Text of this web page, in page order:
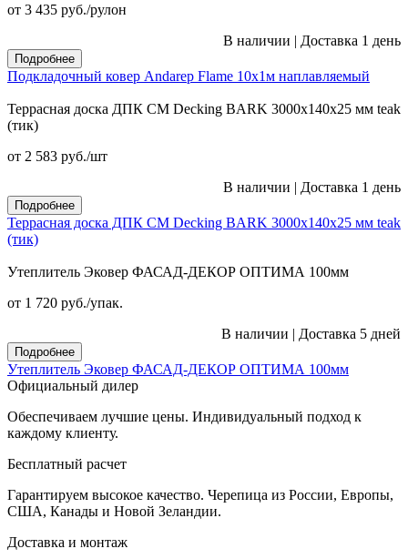
от 3 435 руб./рулон
В наличии | Доставка 1 день
Подробнее
Подкладочный ковер Andarep Flame 10х1м наплавляемый
Террасная доска ДПК CM Decking BARK 3000х140х25 мм teak
(тик)
от 2 583 руб./шт
В наличии | Доставка 1 день
Подробнее
Террасная доска ДПК CM Decking BARK 3000х140х25 мм teak
(тик)
Утеплитель Эковер ФАСАД-ДЕКОР ОПТИМА 100мм
от 1 720 руб./упак.
В наличии | Доставка 5 дней
Подробнее
Утеплитель Эковер ФАСАД-ДЕКОР ОПТИМА 100мм
Официальный дилер
Обеспечиваем лучшие цены. Индивидуальный подход к
каждому клиенту.
Бесплатный расчет
Гарантируем высокое качество. Черепица из России, Европы,
США, Канады и Новой Зеландии.
Доставка и монтаж